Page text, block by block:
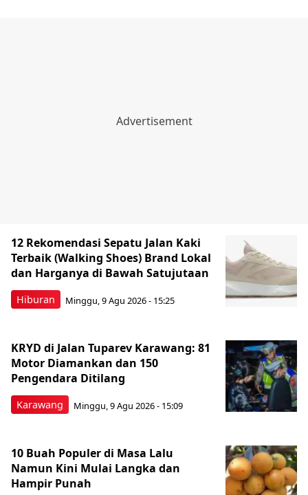
Hiburan
12 Rekomendasi Sepatu Jalan Kaki
Terbaik (Walking Shoes) Brand Lokal
dan Harganya di Bawah Satujutaan
Minggu, 9 Agu 2026 - 15:25
Karawang
KRYD di Jalan Tuparev Karawang: 81
Motor Diamankan dan 150
Pengendara Ditilang
Minggu, 9 Agu 2026 - 15:09
10 Buah Populer di Masa Lalu
Namun Kini Mulai Langka dan
Hampir Punah